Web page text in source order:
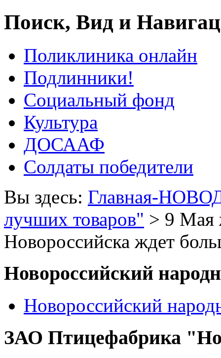
Поиск, Вид и
Поликлиника онлайн
Подлинники!
Социальный фонд
Культура
ДОСААФ
Солдаты победители
Вы здесь: Главная-
лучших товаров" > 9 Мая
Новороссийска ждет
Новороссийский
Новороссийский
ЗАО Птицефабрика